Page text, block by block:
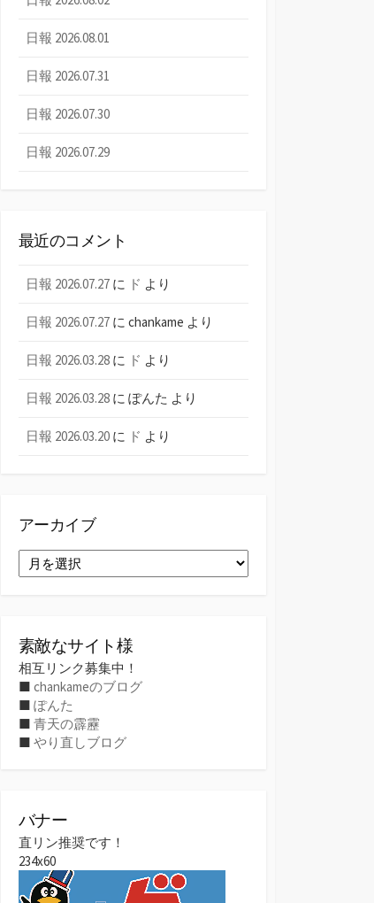
日報 2026.08.01
日報 2026.07.31
日報 2026.07.30
日報 2026.07.29
最近のコメント
日報 2026.07.27 に ド より
日報 2026.07.27 に chankame より
日報 2026.03.28 に ド より
日報 2026.03.28 に ぽんた より
日報 2026.03.20 に ド より
アーカイブ
ー
素敵なサイト様
相互リンク募集中！
■ chankameのブログ
■ ぽんた
■ 青天の霹靂
■ やり直しブログ
バナー
直リン推奨です！
234x60